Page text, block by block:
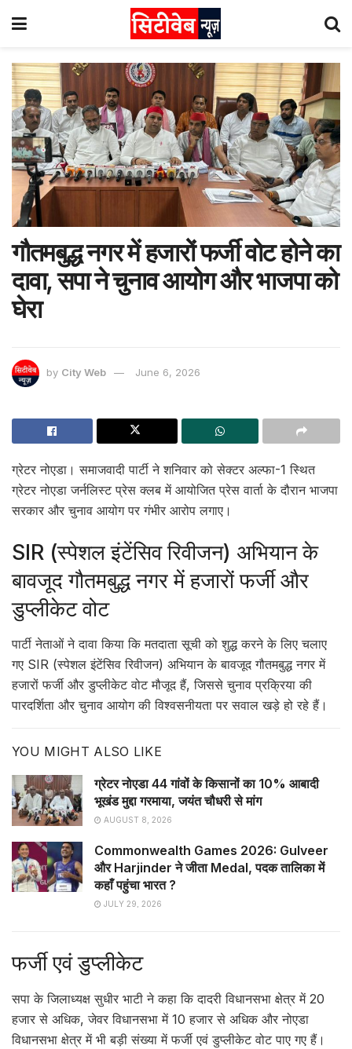
गौतमबुद्ध नगर में हजारों फर्जी वोट होने का
दावा, सपा ने चुनाव आयोग और भाजपा को
घेरा
by City Web June 6, 2026
ग्रेटर नोएडा। समाजवादी पार्टी ने शनिवार को सेक्टर अल्फा-1 स्थित
ग्रेटर नोएडा जर्नलिस्ट प्रेस क्लब में आयोजित प्रेस वार्ता के दौरान भाजपा
सरकार और चुनाव आयोग पर गंभीर आरोप लगाए।
SIR (स्पेशल इंटेंसिव रिवीजन) अभियान के
बावजूद गौतमबुद्ध नगर में हजारों फर्जी और
डुप्लीकेट वोट
पार्टी नेताओं ने दावा किया कि मतदाता सूची को शुद्ध करने के लिए चलाए
गए SIR (स्पेशल इंटेंसिव रिवीजन) अभियान के बावजूद गौतमबुद्ध नगर में
हजारों फर्जी और डुप्लीकेट वोट मौजूद हैं, जिससे चुनाव प्रक्रिया की
पारदर्शिता और चुनाव आयोग की विश्वसनीयता पर सवाल खड़े हो रहे हैं।
YOU MIGHT ALSO LIKE
ग्रेटर नोएडा 44 गांवों के किसानों का 10% आबादी
भूखंड मुद्दा गरमाया, जयंत चौधरी से मांग
AUGUST 8, 2026
Commonwealth Games 2026: Gulveer
और Harjinder ने जीता Medal, पदक तालिका में
कहाँ पहुंचा भारत ?
JULY 29, 2026
फर्जी एवं डुप्लीकेट
सपा के जिलाध्यक्ष सुधीर भाटी ने कहा कि दादरी विधानसभा क्षेत्र में 20
हजार से अधिक, जेवर विधानसभा में 10 हजार से अधिक और नोएडा
विधानसभा क्षेत्र में भी बड़ी संख्या में फर्जी एवं डुप्लीकेट वोट पाए गए हैं।